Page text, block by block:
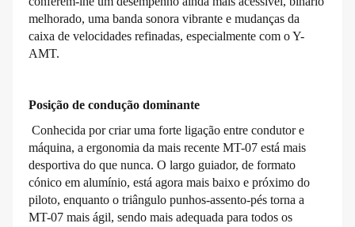
melhorado, uma banda sonora vibrante e mudanças da
caixa de velocidades refinadas, especialmente com o Y-
AMT.
Posição de condução dominante
Conhecida por criar uma forte ligação entre condutor e
máquina, a ergonomia da mais recente MT-07 está mais
desportiva do que nunca. O largo guiador, de formato
cónico em alumínio, está agora mais baixo e próximo do
piloto, enquanto o triângulo punhos-assento-pés torna a
MT-07 mais ágil, sendo mais adequada para todos os